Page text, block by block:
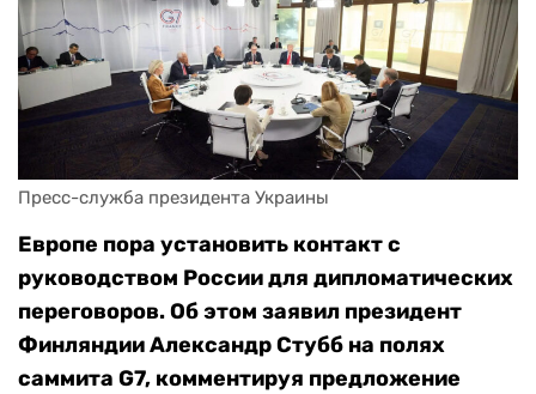
Пресс-служба президента Украины
Европе пора установить контакт с
руководством России для дипломатических
переговоров. Об этом заявил президент
Финляндии Александр Стубб на полях
саммита G7, комментируя предложение